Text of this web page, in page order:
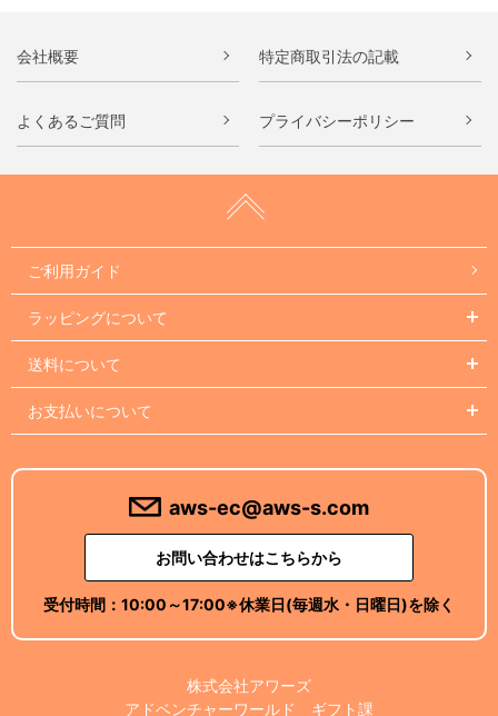
会社概要 特定商取引法の記載
よくあるご質問 プライバシーポリシー
ご利用ガイド
ラッピングについて
送料について
お支払いについて
aws-ec@aws-s.com
お問い合わせはこちらから
受付時間： 10:00～17:00※休業日(毎週水・日曜日)を除く
株式会社アワーズ
アドベンチャーワールド ギフト課